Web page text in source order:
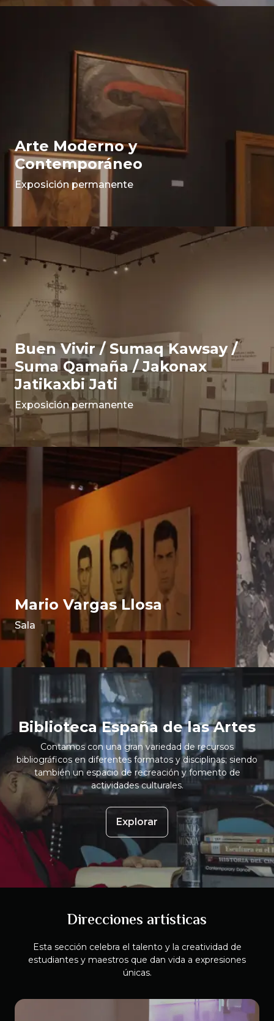
Arte Moderno y
Contemporáneo
Exposición permanente
Buen Vivir / Sumaq Kawsay /
Suma Qamaña / Jakonax
Jatikaxbi Jati
Exposición permanente
Mario Vargas Llosa
Sala
Biblioteca España de las Artes
Contamos con una gran variedad de recursos
bibliográficos en diferentes formatos y disciplinas; siendo
también un espacio de recreación y fomento de
actividades culturales.
Explorar
Direcciones artísticas
Esta sección celebra el talento y la creatividad de
estudiantes y maestros que dan vida a expresiones
únicas.